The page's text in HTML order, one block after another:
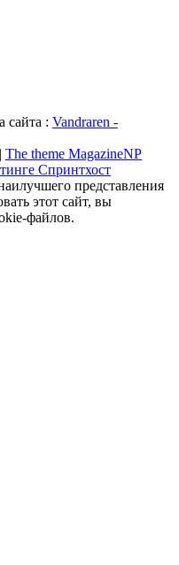
сайта : Vandraren -
The theme MagazineNP
Спринтхост
представления
этот сайт, вы
файлов.